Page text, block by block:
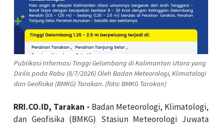
Publikasi Informasi Tinggi Gelombang di Kalimantan Utara yang
Dirilis pada Rabu (8/7/2026) Oleh Badan Meteorologi, Klimatologi
dan Geofisika (BMKG) Tarakan. (foto: BMKG Tarakan)
RRI.CO.ID, Tarakan - Badan Meteorologi, Klimatologi,
dan Geofisika (BMKG) Stasiun Meteorologi Juwata